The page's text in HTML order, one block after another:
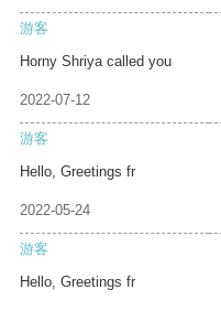
游客
Horny Shriya called you
2022-07-12
游客
Hello, Greetings fr
2022-05-24
游客
Hello, Greetings fr